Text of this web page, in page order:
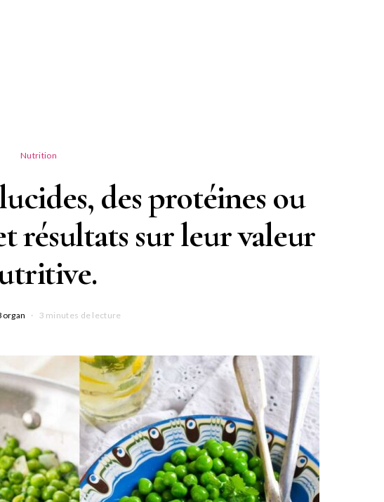
Nutrition
des protéines ou
résultats sur leur valeur
3 minutes de lecture